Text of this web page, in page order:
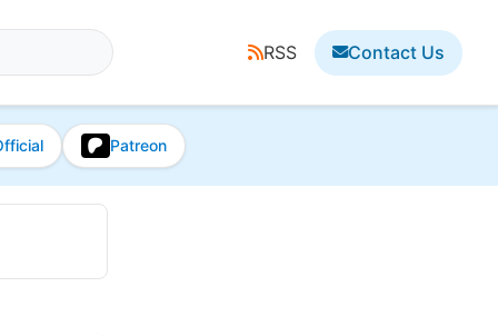
RSS Contact Us
Patreon